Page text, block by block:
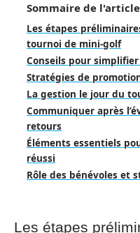
Sommaire de l'article
Les étapes
tournoi de mini-golf
Conseils pour
Stratégies de
La gestion le jour du
Communiquer après
retours
Éléments essentiels
réussi
Rôle des bénévoles et
Les étapes